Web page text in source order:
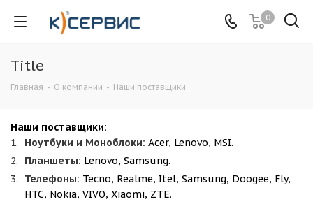
0
Title
Главная - О компании - Наши поставщики
Наши поставщики:
Ноутбуки и Моноблоки: Acer, Lenovo, MSI.
Планшеты: Lenovo, Samsung.
Телефоны: Tecno, Realme, Itel, Samsung, Doogee, Fly,
HTC, Nokia, VIVO, Xiaomi, ZTE.